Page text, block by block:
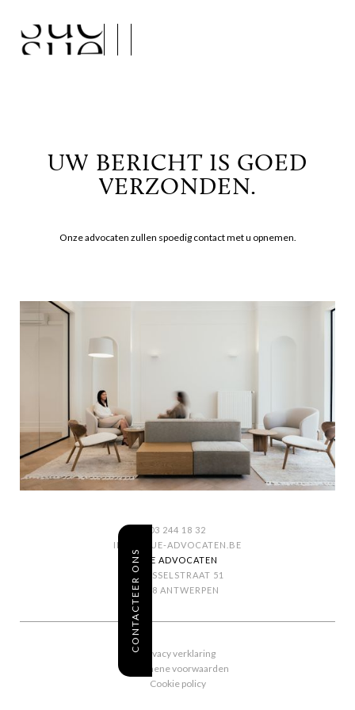
UW BERICHT IS GOED
VERZONDEN.
Onze advocaten zullen spoedig contact met u opnemen.
CONTACTEER ONS
03 244 18 32
INFO@SUE-ADVOCATEN.BE
SUE ADVOCATEN
BRUSSELSTRAAT 51
2018 ANTWERPEN
Privacy verklaring
Algemene voorwaarden
Cookie policy